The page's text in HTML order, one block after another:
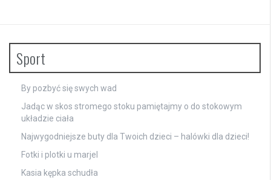
Sport
By pozbyć się swych wad
Jadąc w skos stromego stoku pamiętajmy o do stokowym
układzie ciała
Najwygodniejsze buty dla Twoich dzieci – halówki dla dzieci!
Fotki i plotki u marjel
Kasia kępka schudła